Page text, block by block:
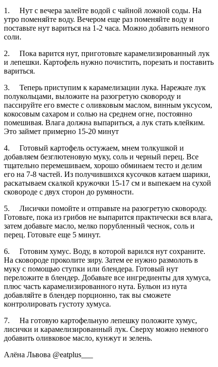
1. Нут с вечера залейте водой с чайной ложной соды. На
утро поменяйте воду. Вечером еще раз поменяйте воду и
поставьте нут вариться на 1-2 часа. Можно добавить немного
соли.
2. Пока варится нут, приготовьте карамелизированный лук
и лепешки. Картофель нужно почистить, порезать и поставить
вариться.
3. Теперь приступим к карамелизации лука. Нарежьте лук
полукольцами, выложите на разогретую сковороду и
пассируйте его вместе с оливковым маслом, винным уксусом,
кокосовым сахаром и солью на среднем огне, постоянно
помешивая. Влага должна выпариться, а лук стать клейким.
Это займет примерно 15-20 минут
4. Готовый картофель остужаем, мнем толкушкой и
добавляем безглютеновую муку, соль и черный перец. Все
тщательно перемешиваем, хорошо обминаем тесто и делим
его на 7-8 частей. Из получившихся кусочков катаем шарики,
раскатываем скалкой кружочки 15-17 см и выпекаем на сухой
сковороде с двух сторон до румяности.
5. Лисички помойте и отправьте на разогретую сковороду.
Готовьте, пока из грибов не выпарится практически вся влага,
затем добавьте масло, мелко порубленный чеснок, соль и
перец. Готовьте еще 5 минут.
6. Готовим хумус. Воду, в которой варился нут сохраните.
На сковороде проколите зиру. Затем ее нужно размолоть в
муку с помощью ступки или блендера. Готовый нут
переложите в блендер. Добавьте все ингредиенты для хумуса,
плюс часть карамелизированного нута. Бульон из нута
добавляйте в блендер порционно, так вы сможете
контролировать густоту хумуса.
7. На готовую картофельную лепешку положите хумус,
лисички и карамелизированный лук. Сверху можно немного
добавить оливковое масло, кунжут и зелень.
Алёна Львова @eatplus___